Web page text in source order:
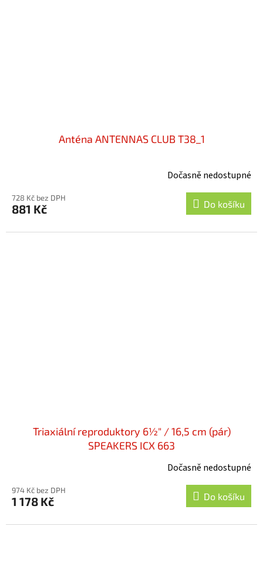
Anténa ANTENNAS CLUB T38_1
Dočasně nedostupné
728 Kč bez DPH
881 Kč Do košíku
Triaxiální reproduktory 6½" / 16,5 cm (pár)
SPEAKERS ICX 663
Dočasně nedostupné
974 Kč bez DPH
1 178 Kč Do košíku